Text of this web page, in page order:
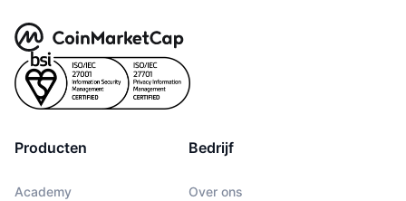
Producten
Academy
Bedrijf
Over ons